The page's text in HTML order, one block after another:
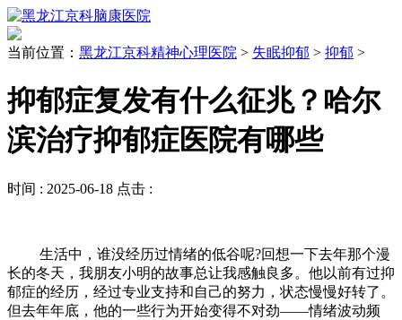
当前位置： 黑龙江京科精神心理医院 > 失眠抑郁 > 抑郁 >
抑郁症复发有什么征兆？哈尔
滨治疗抑郁症医院有哪些
时间 : 2025-06-18 点击 :
生活中，谁没经历过情绪的低谷呢?回想一下去年那个漫
长的冬天，我朋友小明的故事总让我感触良多。他以前有过抑
郁症的经历，经过专业支持和自己的努力，状态慢慢好转了。
但去年年底，他的一些行为开始变得不对劲——情绪波动频